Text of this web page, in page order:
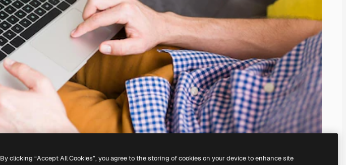
By clicking “Accept All Cookies”, you agree to the storing of cookies on your device to enhance site